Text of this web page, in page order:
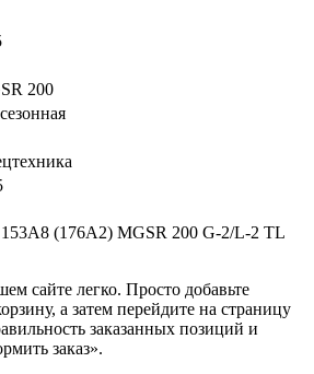
200
(176A2) MGSR 200 G-2/L-2 TL
сайте легко. Просто добавьте
а затем перейдите на страницу
заказанных позиций и
заказ».